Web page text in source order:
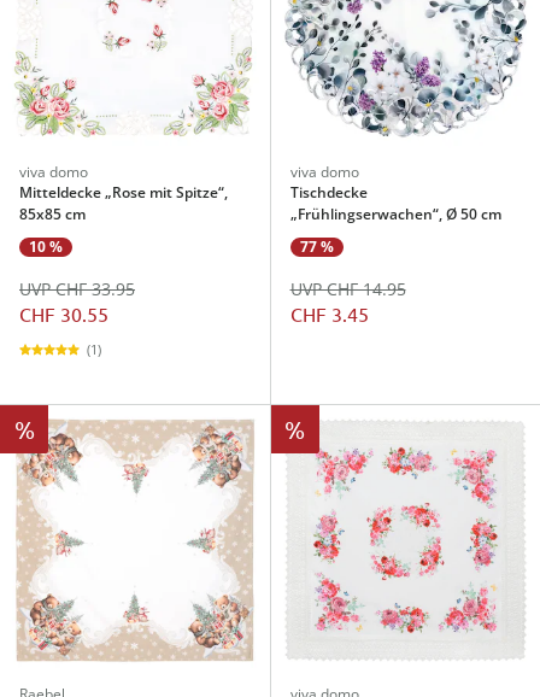
viva domo
Mitteldecke „Rose mit Spitze“,
85x85 cm
10 %
CHF 30.55
UVP CHF 33.95
(1)
viva domo
Tischdecke
„Frühlingserwachen“, Ø 50 cm
77 %
CHF 3.45
UVP CHF 14.95
% %